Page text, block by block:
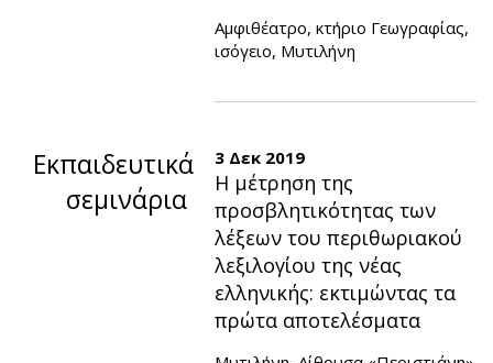
Αμφιθέατρο, κτήριο Γεωγραφίας,
ισόγειο, Μυτιλήνη
Εκπαιδευτικά
σεμινάρια
3 Δεκ 2019
Η μέτρηση της
προσβλητικότητας των
λέξεων του περιθωριακού
λεξιλογίου της νέας
ελληνικής: εκτιμώντας τα
πρώτα αποτελέσματα